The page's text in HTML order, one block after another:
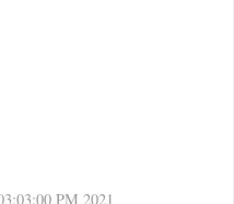
PM 2021